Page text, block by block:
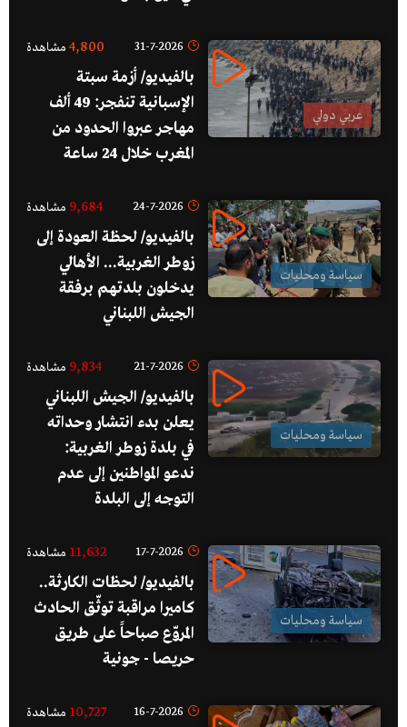
عربي دولي
31-7-2026
4,800 مشاهدة
بالفيديو/ أزمة سبتة
الإسبانية تنفجر: 49 ألف
مهاجر عبروا الحدود من
المغرب خلال 24 ساعة
سياسة ومحليات
24-7-2026
9,684 مشاهدة
بالفيديو/ لحظة العودة إلى
زوطر الغربية... الأهالي
يدخلون بلدتهم برفقة
الجيش اللبناني
سياسة ومحليات
21-7-2026
9,834 مشاهدة
بالفيديو/ الجيش اللبناني
يعلن بدء انتشار وحداته
في بلدة زوطر الغربية:
ندعو المواطنين إلى عدم
التوجه إلى البلدة
سياسة ومحليات
17-7-2026
11,632 مشاهدة
بالفيديو/ لحظات الكارثة..
كاميرا مراقبة توثّق الحادث
المروّع صباحاً على طريق
حريصا - جونية
16-7-2026
10,727 مشاهدة